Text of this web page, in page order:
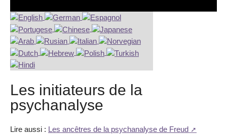
Les initiateurs de la
psychanalyse
Lire aussi : Les ancêtres de la psychanalyse de Freud